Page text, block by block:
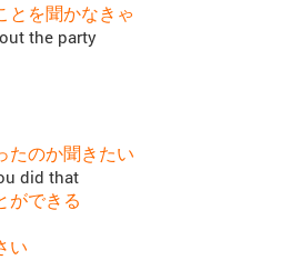
とを聞かなきゃ
the party
たのか聞きたい
did that
ができる
い